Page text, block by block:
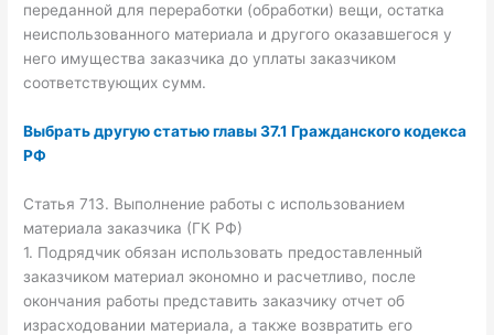
переданной для переработки (обработки) вещи, остатка
неиспользованного материала и другого оказавшегося у
него имущества заказчика до уплаты заказчиком
соответствующих сумм.
Выбрать другую статью главы 37.1 Гражданского кодекса
РФ
Статья 713. Выполнение работы с использованием
материала заказчика (ГК РФ)
1. Подрядчик обязан использовать предоставленный
заказчиком материал экономно и расчетливо, после
окончания работы представить заказчику отчет об
израсходовании материала, а также возвратить его